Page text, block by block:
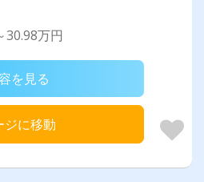
30.98万円
を見る
ジに移動